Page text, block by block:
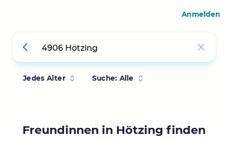
Jedes Alter Suche: Alle
Freundinnen in Hötzing finden
Anmelden